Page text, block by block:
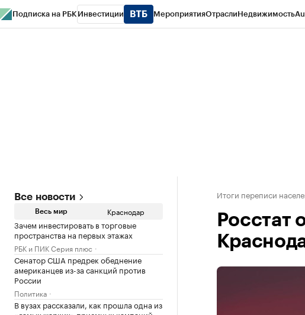
Подписка на РБК Инвестиции МероприятияОтраслиНедвижимость
Все новости
Весь мир Краснодар
Зачем инвестировать в торговые
пространства на первых этажах
РБК и ПИК Серия плюс
Сенатор США предрек обеднение
американцев из-за санкций против
России
Политика
В вузах рассказали, как прошла одна из
Итоги переписи
Росстат